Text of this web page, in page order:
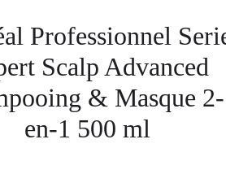
Professionnel
Scalp Advanced
& Masque 2-
en-1 500 ml